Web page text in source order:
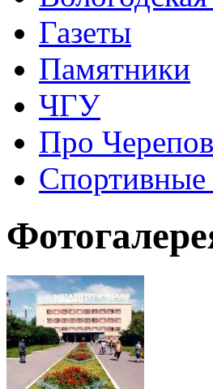
Газеты
Памятники
ЧГУ
Про
Спортивные